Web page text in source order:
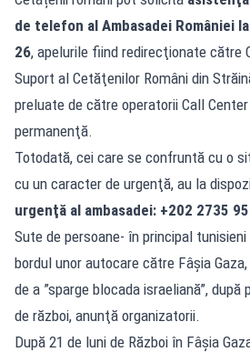
de telefon al Ambasadei României
26, apelurile fiind redirecţionate către
Suport al Cetăţenilor Români din
preluate de către operatorii Call
permanenţă.
Totodată, cei care se confruntă cu o
cu un caracter de urgenţă, au la
urgenţă al ambasadei: +202 2735
Sute de persoane- în principal
bordul unor autocare către Fâşia
de a ”sparge blocada israeliană”,
de război, anunţă organizatorii.
După 21 de luni de Război în Fâşia